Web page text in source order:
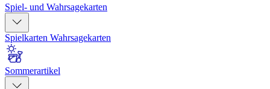
Spiel- und Wahrsagekarten
Spielkarten Wahrsagekarten
Sommerartikel